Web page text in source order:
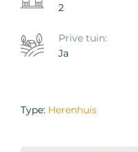
2
Prive tuin:
Ja
Type: Herenhuis